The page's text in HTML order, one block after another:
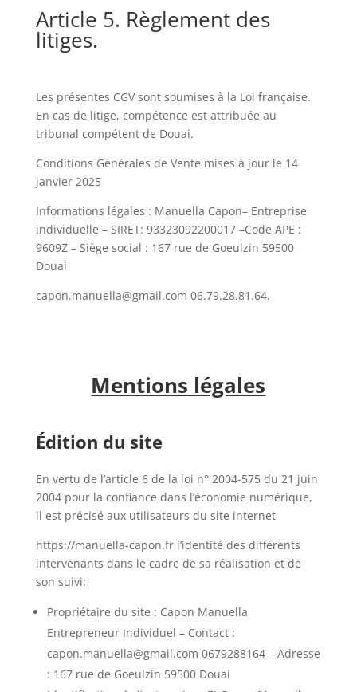
Article 5. Règlement des
litiges.
Les présentes CGV sont soumises à la Loi française.
En cas de litige, compétence est attribuée au
tribunal compétent de Douai.
Conditions Générales de Vente mises à jour le 14
janvier 2025
Informations légales : Manuella Capon– Entreprise
individuelle – SIRET: 93323092200017 –Code APE :
9609Z – Siège social : 167 rue de Goeulzin 59500
Douai
capon.manuella@gmail.com 06.79.28.81.64.
Mentions légales
Édition du site
En vertu de l’article 6 de la loi n° 2004-575 du 21 juin
2004 pour la confiance dans l’économie numérique,
il est précisé aux utilisateurs du site internet
https://manuella-capon.fr l’identité des différents
intervenants dans le cadre de sa réalisation et de
son suivi:
Propriétaire du site : Capon Manuella
Entrepreneur Individuel – Contact :
capon.manuella@gmail.com 0679288164 – Adresse
: 167 rue de Goeulzin 59500 Douai